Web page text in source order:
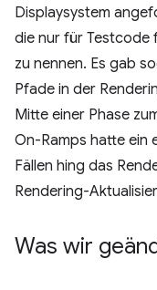
Displaysystem
die nur für Testcode
zu nennen. Es gab
Pfade in der
Mitte einer Phase
On-Ramps hatte ein
Fällen hing das
Rendering-
Was wir